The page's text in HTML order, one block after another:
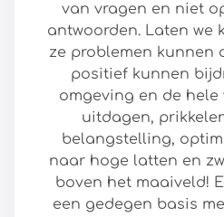
van vragen en niet
antwoorden. Laten we
ze problemen kunnen
positief kunnen
omgeving en de hele
uitdagen,
belangstelling,
naar hoge latten en
boven het maaiveld!
een gedegen basis